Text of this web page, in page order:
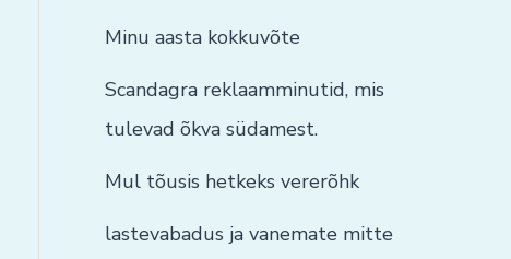
Minu aasta kokkuvõte
Scandagra reklaamminutid, mis
tulevad õkva südamest.
Mul tõusis hetkeks vererõhk
lastevabadus ja vanemate mitte